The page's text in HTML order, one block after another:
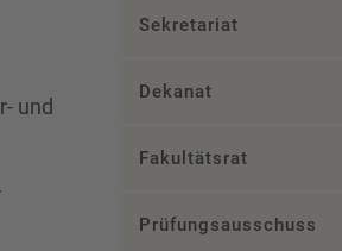
und
Sekretariat
Dekanat
Fakultätsrat
Prüfungsausschuss